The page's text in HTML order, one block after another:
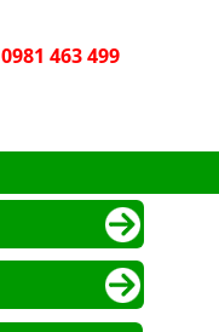
0981 463 499